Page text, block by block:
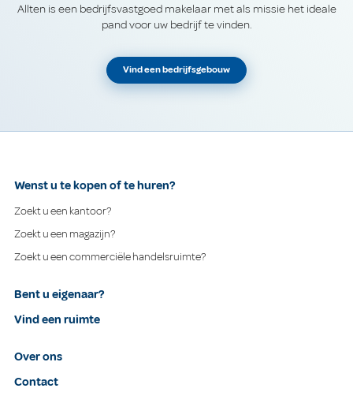
Allten is een bedrijfsvastgoed makelaar met als missie het ideale
pand voor uw bedrijf te vinden.
Vind een bedrijfsgebouw
Wenst u te kopen of te huren?
Zoekt u een kantoor?
Zoekt u een magazijn?
Zoekt u een commerciële handelsruimte?
Bent u eigenaar?
Vind een ruimte
Over ons
Contact